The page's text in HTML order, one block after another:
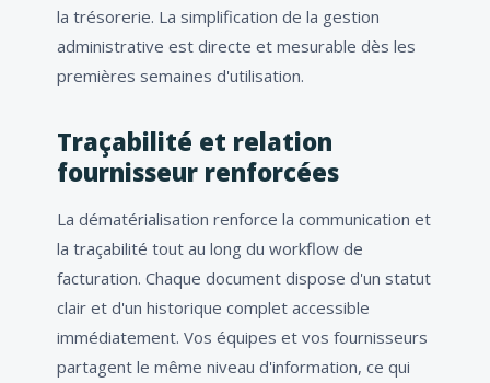
la trésorerie. La simplification de la gestion
administrative est directe et mesurable dès les
premières semaines d'utilisation.
Traçabilité et relation
fournisseur renforcées
La dématérialisation renforce la communication et
la traçabilité tout au long du workflow de
facturation. Chaque document dispose d'un statut
clair et d'un historique complet accessible
immédiatement. Vos équipes et vos fournisseurs
partagent le même niveau d'information, ce qui